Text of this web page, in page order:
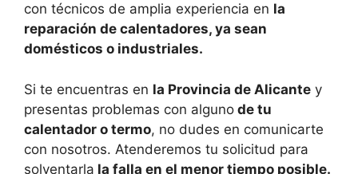
con técnicos de amplia experiencia en la
reparación de calentadores, ya sean
domésticos o industriales.
Si te encuentras en la Provincia de Alicante y
presentas problemas con alguno de tu
calentador o termo, no dudes en comunicarte
con nosotros. Atenderemos tu solicitud para
solventarla la falla en el menor tiempo posible.